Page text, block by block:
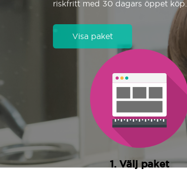
riskfritt med 30 dagars öppet köp.
Visa paket
1. Välj paket